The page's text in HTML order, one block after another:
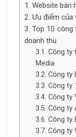
Website bán
Ưu điểm của
Top 10 công
doanh thu
Công ty
Media
Công ty
Công ty
Công ty
Công ty
Công ty
Công ty